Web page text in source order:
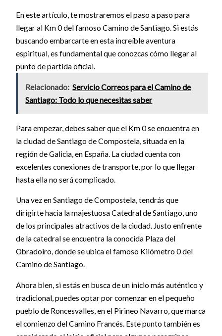
En este artículo, te mostraremos el paso a paso para
llegar al Km 0 del famoso Camino de Santiago. Si estás
buscando embarcarte en esta increíble aventura
espiritual, es fundamental que conozcas cómo llegar al
punto de partida oficial.
Relacionado: Servicio Correos para el Camino de
Santiago: Todo lo que necesitas saber
Para empezar, debes saber que el Km 0 se encuentra en
la ciudad de Santiago de Compostela, situada en la
región de Galicia, en España. La ciudad cuenta con
excelentes conexiones de transporte, por lo que llegar
hasta ella no será complicado.
Una vez en Santiago de Compostela, tendrás que
dirigirte hacia la majestuosa Catedral de Santiago, uno
de los principales atractivos de la ciudad. Justo enfrente
de la catedral se encuentra la conocida Plaza del
Obradoiro, donde se ubica el famoso Kilómetro 0 del
Camino de Santiago.
Ahora bien, si estás en busca de un inicio más auténtico y
tradicional, puedes optar por comenzar en el pequeño
pueblo de Roncesvalles, en el Pirineo Navarro, que marca
el comienzo del Camino Francés. Este punto también es